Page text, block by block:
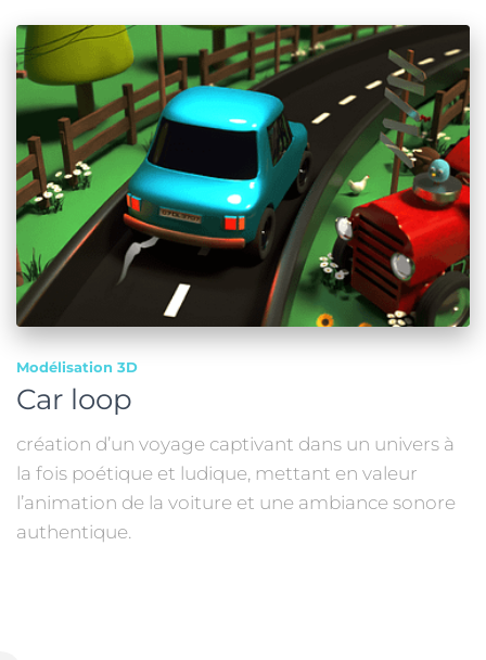
Modélisation 3D
Car loop
création d’un voyage captivant dans un univers à
la fois poétique et ludique, mettant en valeur
l’animation de la voiture et une ambiance sonore
authentique.